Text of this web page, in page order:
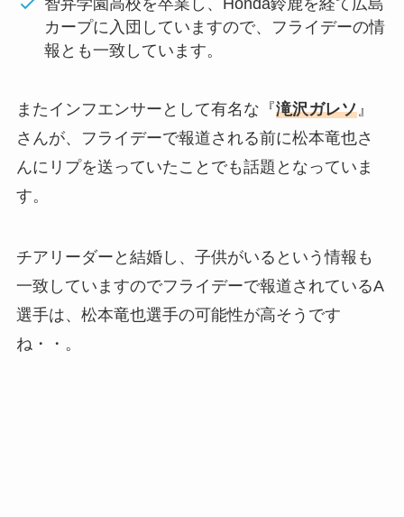
智弁学園高校を卒業し、Honda鈴鹿を経て広島
カープに入団していますので、フライデーの情
報とも一致しています。
またインフエンサーとして有名な『滝沢ガレソ』
さんが、フライデーで報道される前に松本竜也さ
んにリプを送っていたことでも話題となっていま
す。
チアリーダーと結婚し、子供がいるという情報も
一致していますのでフライデーで報道されているA
選手は、松本竜也選手の可能性が高そうです
ね・・。